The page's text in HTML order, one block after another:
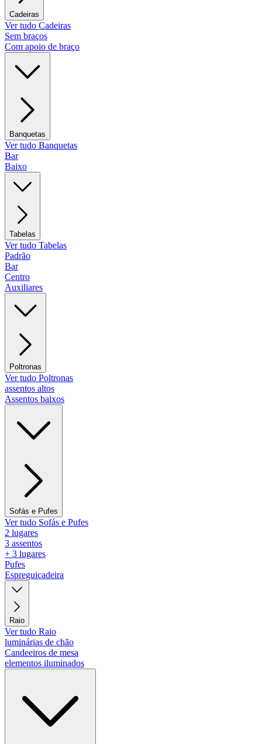
Cadeiras
Ver tudo Cadeiras
Sem braços
Com apoio de braço
Banquetas
Ver tudo Banquetas
Bar
Baixo
Tabelas
Ver tudo Tabelas
Padrão
Bar
Centro
Auxiliares
Poltronas
Ver tudo Poltronas
assentos altos
Assentos baixos
Sofás e Pufes
Ver tudo Sofás e Pufes
2 lugares
3 assentos
+ 3 lugares
Pufes
Espreguiçadeira
Raio
Ver tudo Raio
luminárias de chão
Candeeiros de mesa
elementos iluminados